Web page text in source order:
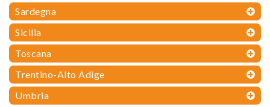
Sardegna
Sicilia
Toscana
Trentino-Alto Adige
Umbria